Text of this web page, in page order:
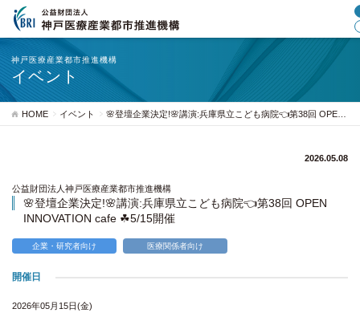
神戸医療産業都市推進機構
イベント
HOME イベント 🌸登壇企業決定!🌸講演:兵庫県立こども病院👈第38回 OPEN INNOVATION cafe ☘5/15開催
2026.05.08
公益財団法人神戸医療産業都市推進機構
🌸登壇企業決定!🌸講演:兵庫県立こども病院👈第38回 OPEN
INNOVATION cafe ☘5/15開催
企業・研究者向け 医療関係者向け
開催日
2026年05月15日(金)